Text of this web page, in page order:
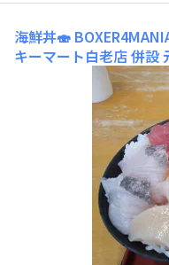
海鮮丼🍣
キーマート白老店 併設
を食しましたネタのボ
旬に行ってからアップ